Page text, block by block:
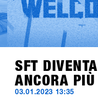
notizia dell'aggiunta nel
Hardware per
Snowboards dalla
presente.Accedi a
per scoprire di più su
marchi!
SFT DIVENTA
ANCORA
03.01.2023 13:35